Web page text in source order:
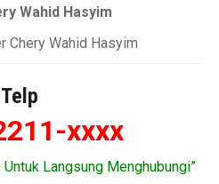
Wahid Hasyim
Chery Wahid Hasyim
Telp
xxxx
Langsung Menghubungi”